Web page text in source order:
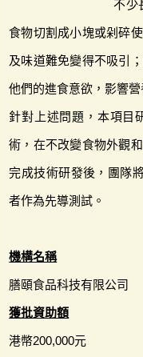
不少
食物切割成小塊或剁碎
及味道難免變得不吸引
他們的進食意欲，影響營
針對上述問題，本項目
術，在不改變食物外觀
完成技術研發後，團隊
者作為先導測試。
機構名稱
膳頤食品科技有限公司
獲批資助額
港幣200,000元